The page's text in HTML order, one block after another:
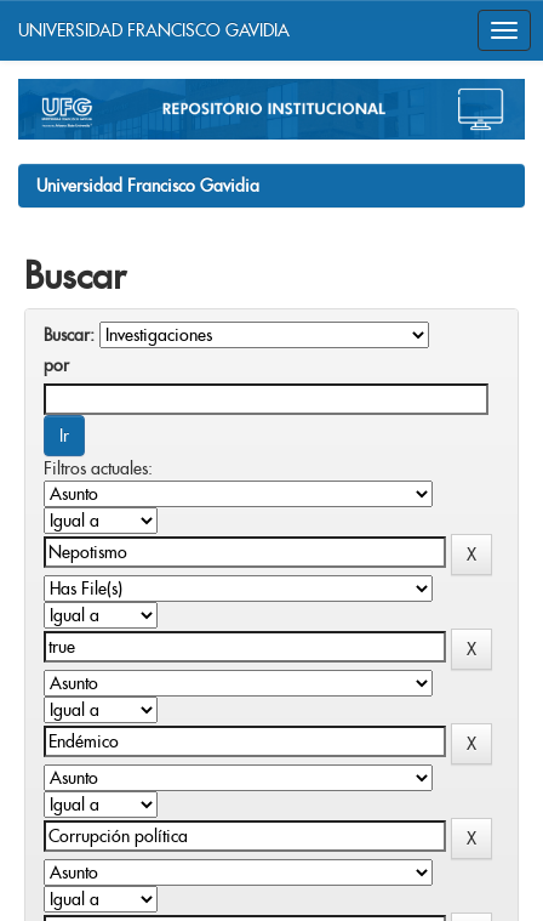
navigation
UNIVERSIDAD FRANCISCO GAVIDIA
Universidad Francisco Gavidia
Buscar
Buscar:
por
Filtros actuales: